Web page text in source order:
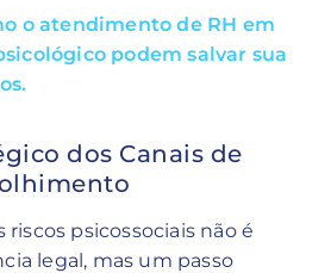
o atendimento de RH em
podem salvar sua
dos Canais de
psicossociais não é
legal, mas um passo